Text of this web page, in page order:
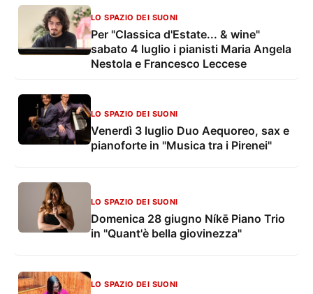
LO SPAZIO DEI SUONI
Per "Classica d'Estate... & wine"
sabato 4 luglio i pianisti Maria Angela
Nestola e Francesco Leccese
LO SPAZIO DEI SUONI
Venerdì 3 luglio Duo Aequoreo, sax e
pianoforte in "Musica tra i Pirenei"
LO SPAZIO DEI SUONI
Domenica 28 giugno Níkē Piano Trio
in "Quant'è bella giovinezza"
LO SPAZIO DEI SUONI